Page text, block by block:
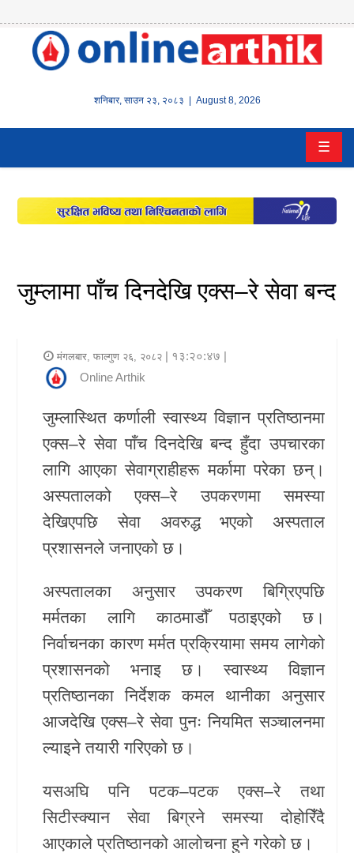
शनिबार, साउन २३, २०८३ | August 8, 2026
होम
वित्त
इन्स्योरेन्स
राजनीति
भिडियो
प्रविधि
शिक्षा
स्वास्थ्य
☰
जुम्लामा पाँच दिनदेखि एक्स–रे सेवा बन्द
मंगलबार, फाल्गुण २६, २०८२ | १३:२०:४७ |
Online Arthik
जुम्लास्थित कर्णाली स्वास्थ्य विज्ञान प्रतिष्ठानमा
एक्स–रे सेवा पाँच दिनदेखि बन्द हुँदा उपचारका
लागि आएका सेवाग्राहीहरू मर्कामा परेका छन्।
अस्पतालको एक्स–रे उपकरणमा समस्या
देखिएपछि सेवा अवरुद्ध भएको अस्पताल
प्रशासनले जनाएको छ।
अस्पतालका अनुसार उपकरण बिग्रिएपछि
मर्मतका लागि काठमाडौँ पठाइएको छ।
निर्वाचनका कारण मर्मत प्रक्रियामा समय लागेको
प्रशासनको भनाइ छ। स्वास्थ्य विज्ञान
प्रतिष्ठानका निर्देशक कमल थानीका अनुसार
आजदेखि एक्स–रे सेवा पुनः नियमित सञ्चालनमा
ल्याइने तयारी गरिएको छ।
यसअघि पनि पटक–पटक एक्स–रे तथा
सिटीस्क्यान सेवा बिग्रने समस्या दोहोरिँदै
आएकाले प्रतिष्ठानको आलोचना हुने गरेको छ।